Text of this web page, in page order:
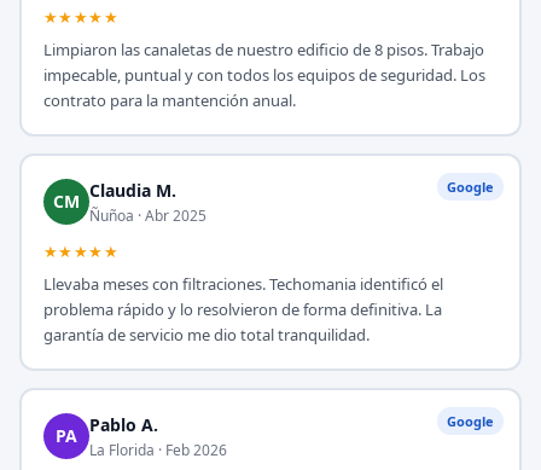
★★★★★
Limpiaron las canaletas de nuestro edificio de 8 pisos. Trabajo
impecable, puntual y con todos los equipos de seguridad. Los
contrato para la mantención anual.
Google
CM Claudia M.
Ñuñoa · Abr 2025
★★★★★
Llevaba meses con filtraciones. Techomania identificó el
problema rápido y lo resolvieron de forma definitiva. La
garantía de servicio me dio total tranquilidad.
Google
PA Pablo A.
La Florida · Feb 2026